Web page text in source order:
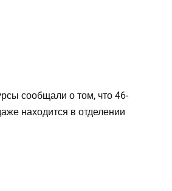
сообщали о том, что 46-
находится в отделении